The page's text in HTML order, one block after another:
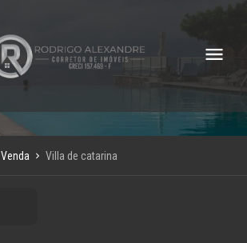
Venda Villa de catarina